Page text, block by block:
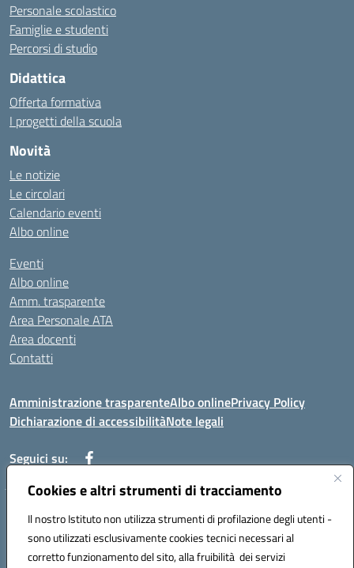
Cookies e altri strumenti di tracciamento
Il nostro Istituto non utilizza strumenti di profilazione degli utenti -
sono utilizzati esclusivamente cookies tecnici necessari al
corretto funzionamento del sito, alla fruibilità dei servizi
Personale scolastico
Famiglie e studenti
Percorsi di studio
Didattica
Offerta formativa
I progetti della scuola
Novità
Le notizie
Le circolari
Calendario eventi
Albo online
Eventi
Albo online
Amm. trasparente
Area Personale ATA
Area docenti
Contatti
Amministrazione trasparenteAlbo onlinePrivacy Policy
Dichiarazione di accessibilitàNote legali
Seguici su:
Indirizzo: VIA BRECCIAME, 46 - 81024 MADDALONI (CE)
Mail: CEIC8AU001@istruzione.it - Pec: CEIC8AU001@pec.istruzione.it -
Telefono: 0823408721
Meccanografico: CEIC8AU001